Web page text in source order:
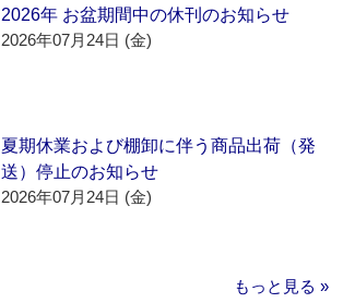
2026年 お盆期間中の休刊のお知らせ
2026年07月24日 (金)
夏期休業および棚卸に伴う商品出荷（発
送）停止のお知らせ
2026年07月24日 (金)
もっと見る »